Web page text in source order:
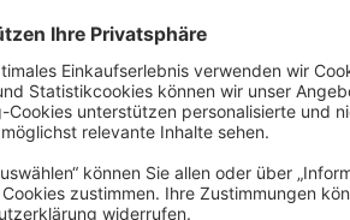
€
Lieferung ca.:
Di, 18. Aug.
Gewicht: ca.38,99 kg